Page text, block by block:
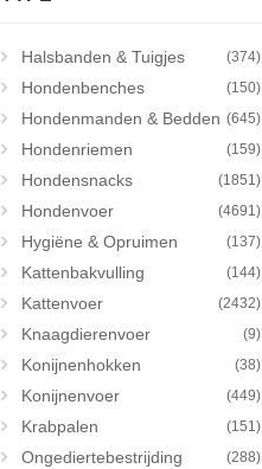
Halsbanden & Tuigjes (374)
Hondenbenches (150)
Hondenmanden & Bedden (645)
Hondenriemen (159)
Hondensnacks (1851)
Hondenvoer (4691)
Hygiëne & Opruimen (137)
Kattenbakvulling (144)
Kattenvoer (2432)
Knaagdierenvoer (9)
Konijnenhokken (38)
Konijnenvoer (449)
Krabpalen (151)
Ongediertebestrijding (288)